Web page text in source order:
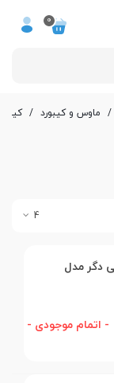
0
/ ماوس و کیبورد /
4
دگر مدل
- اتمام موجودی -